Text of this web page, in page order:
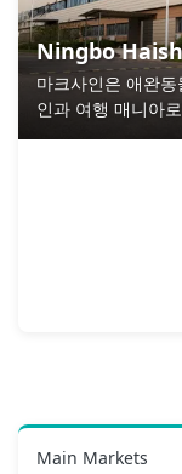
Ningbo
마크사인은 애완
인과 여행 매니아
Main Markets